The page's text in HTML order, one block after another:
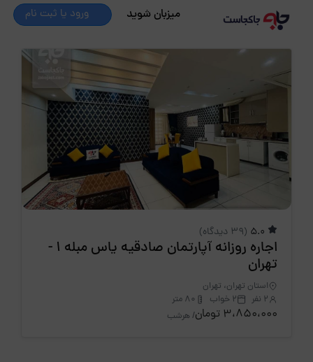
میزبان شوید ورود یا ثبت نام
(39 دیدگاه)
اجاره روزانه آپارتمان صادقیه یاس مبله 1 -
تهران
استان تهران، تهران
2 نفر
2 خواب 80 متر
3،850،000 تومان / هرشب